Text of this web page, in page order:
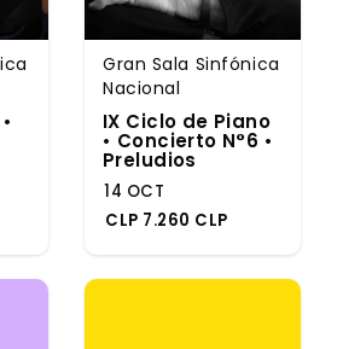
Gran Sala Sinfónica
Nacional
IX Ciclo de Piano
• Concierto N°6 •
Preludios
14 OCT
CLP 7.260 CLP